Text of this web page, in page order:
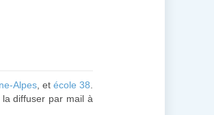
Alpes, et école 38
diffuser par mail à